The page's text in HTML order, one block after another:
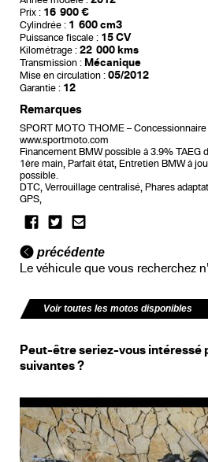
Prix : 16 900 €
Cylindrée : 1 600 cm3
Puissance fiscale : 15 CV
Kilométrage : 22 000 kms
Transmission : Mécanique
Mise en circulation : 05/2012
Garantie : 12
Remarques
SPORT MOTO THOME –
www.sportmoto.com
Financement BMW possible à 3.9% TAEG
1ère main, Parfait état, Entretien BMW à
possible.
DTC, Verrouillage centralisé, Phares
GPS,
précédente
Le véhicule que vous recherchez
Voir toutes les motos disponibles
Peut-être seriez-vous intéressé
suivantes ?